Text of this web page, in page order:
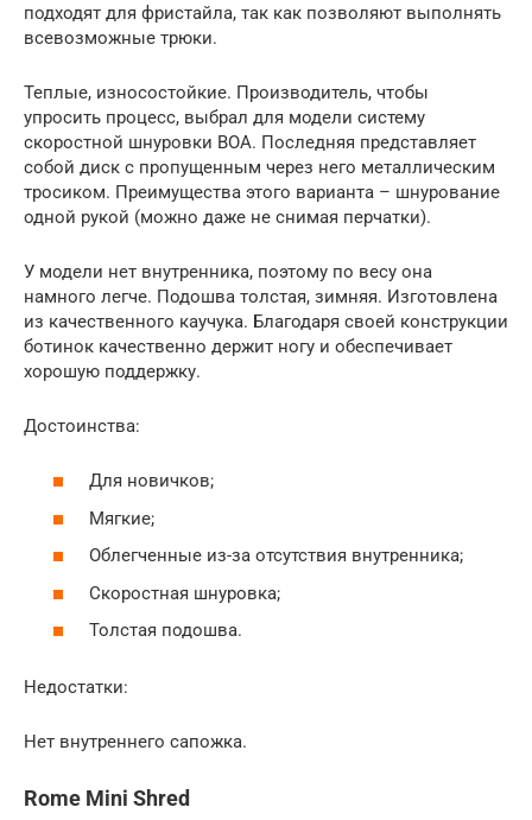
подходят для фристайла, так как позволяют выполнять
всевозможные трюки.
Теплые, износостойкие. Производитель, чтобы
упросить процесс, выбрал для модели систему
скоростной шнуровки ВОА. Последняя представляет
собой диск с пропущенным через него металлическим
тросиком. Преимущества этого варианта – шнурование
одной рукой (можно даже не снимая перчатки).
У модели нет внутренника, поэтому по весу она
намного легче. Подошва толстая, зимняя. Изготовлена
из качественного каучука. Благодаря своей конструкции
ботинок качественно держит ногу и обеспечивает
хорошую поддержку.
Достоинства:
Для новичков;
Мягкие;
Облегченные из-за отсутствия внутренника;
Скоростная шнуровка;
Толстая подошва.
Недостатки:
Нет внутреннего сапожка.
Rome Mini Shred